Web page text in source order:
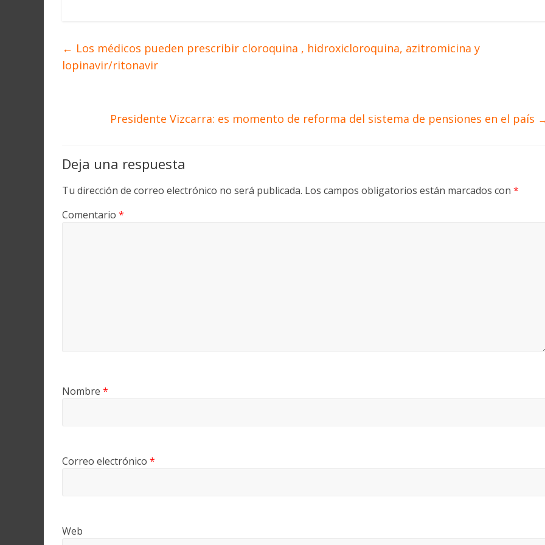
← Los médicos pueden prescribir cloroquina , hidroxicloroquina, azitromicina y
lopinavir/ritonavir
Presidente Vizcarra: es momento de reforma del sistema de pensiones en el país
Deja una respuesta
Tu dirección de correo electrónico no será publicada. Los campos obligatorios están marcados con *
Comentario *
Nombre *
Correo electrónico *
Web